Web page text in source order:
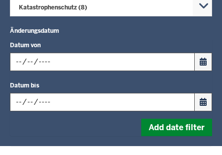
Katastrophenschutz (8)
Änderungsdatum
Datum von
date
format:
Datum bis
Add date filter